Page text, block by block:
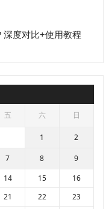
深度对比+使用教程
五 六 日
1 2
7 8
9
14 15
16
21 22 23